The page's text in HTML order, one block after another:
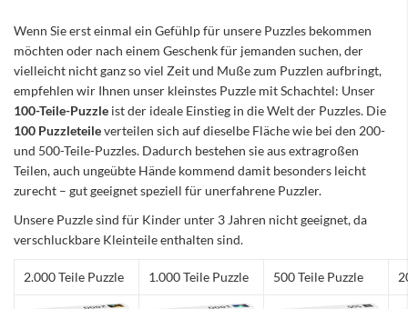
Wenn Sie erst einmal ein Gefühlp für unsere Puzzles bekommen
möchten oder nach einem Geschenk für jemanden suchen, der
vielleicht nicht ganz so viel Zeit und Muße zum Puzzlen aufbringt,
empfehlen wir Ihnen unser kleinstes Puzzle mit Schachtel: Unser
100-Teile-Puzzle ist der ideale Einstieg in die Welt der Puzzles. Die
100 Puzzleteileverteilen sich auf dieselbe Fläche wie bei den 200-
und 500-Teile-Puzzles. Dadurch bestehen sie aus extragroßen
Teilen, auch ungeübte Hände kommend damit besonders leicht
zurecht – gut geeignet speziell für unerfahrene Puzzler.
Unsere Puzzle sind für Kinder unter 3 Jahren nicht geeignet, da
verschluckbare Kleinteile enthalten sind.
2.000 Teile Puzzle 1.000 Teile Puzzle 500 Teile Puzzle